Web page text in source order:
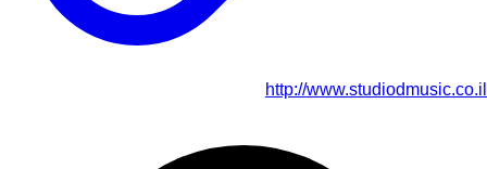
http://www.studiodmusic.co.il